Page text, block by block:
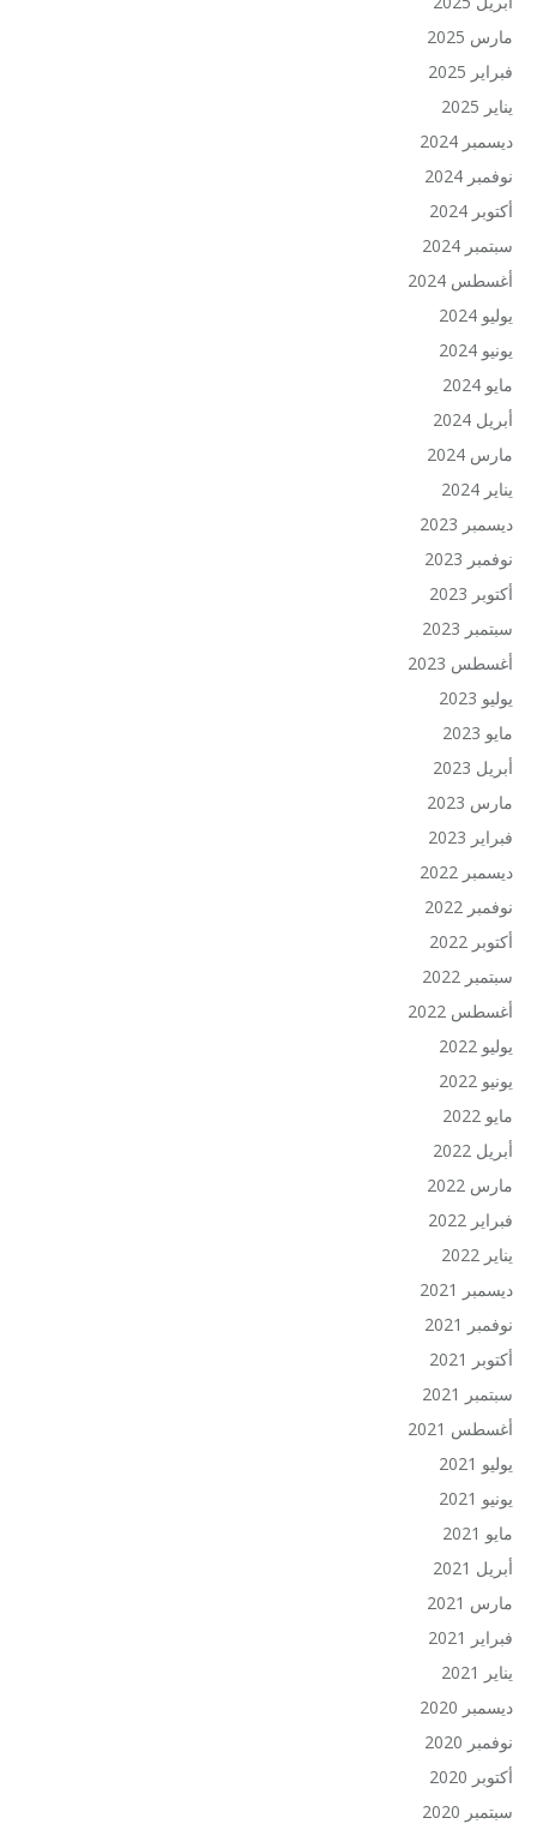
مارس 2025
فبراير 2025
يناير 2025
ديسمبر 2024
نوفمبر 2024
أكتوبر 2024
سبتمبر 2024
أغسطس 2024
يوليو 2024
يونيو 2024
مايو 2024
أبريل 2024
مارس 2024
يناير 2024
ديسمبر 2023
نوفمبر 2023
أكتوبر 2023
سبتمبر 2023
أغسطس 2023
يوليو 2023
مايو 2023
أبريل 2023
مارس 2023
فبراير 2023
ديسمبر 2022
نوفمبر 2022
أكتوبر 2022
سبتمبر 2022
أغسطس 2022
يوليو 2022
يونيو 2022
مايو 2022
أبريل 2022
مارس 2022
فبراير 2022
يناير 2022
ديسمبر 2021
نوفمبر 2021
أكتوبر 2021
سبتمبر 2021
أغسطس 2021
يوليو 2021
يونيو 2021
مايو 2021
أبريل 2021
مارس 2021
فبراير 2021
يناير 2021
ديسمبر 2020
نوفمبر 2020
أكتوبر 2020
سبتمبر 2020